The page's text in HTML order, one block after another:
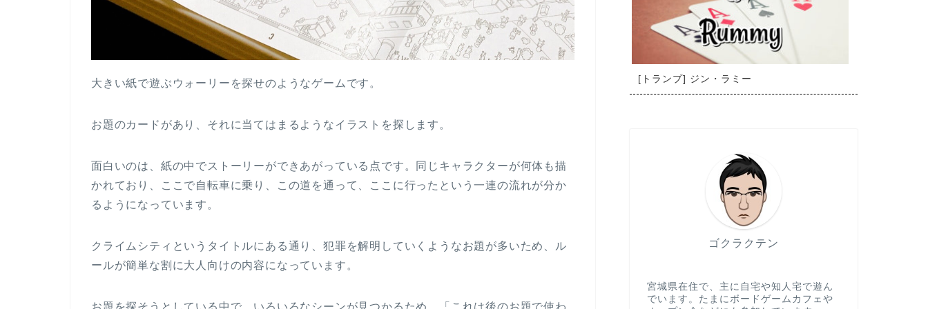
大きい紙で遊ぶウォーリーを探せのようなゲームです。
お題のカードがあり、それに当てはまるようなイラストを探します。
面白いのは、紙の中でストーリーができあがっている点です。同じキャラクターが何体も描
かれており、ここで自転車に乗り、この道を通って、ここに行ったという一連の流れが分か
るようになっています。
クライムシティというタイトルにある通り、犯罪を解明していくようなお題が多いため、ル
ールが簡単な割に大人向けの内容になっています。
[トランプ] ジン・ラミー
ゴクラクテン
宮城県在住で、主に自宅や知人宅で遊ん
でいます。たまにボードゲームカフェや